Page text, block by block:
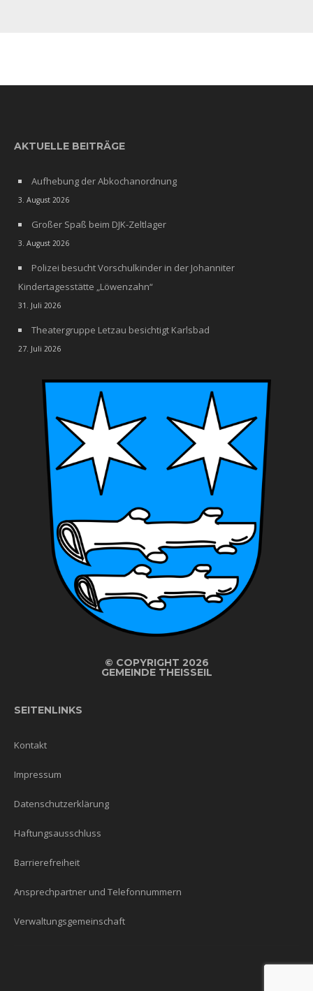
AKTUELLE BEITRÄGE
Aufhebung der Abkochanordnung
3. August 2026
Großer Spaß beim DJK-Zeltlager
3. August 2026
Polizei besucht Vorschulkinder in der Johanniter
Kindertagesstätte „Löwenzahn“
31. Juli 2026
Theatergruppe Letzau besichtigt Karlsbad
27. Juli 2026
© COPYRIGHT 2026
GEMEINDE THEISSEIL
SEITENLINKS
Kontakt
Impressum
Datenschutzerklärung
Haftungsausschluss
Barrierefreiheit
Ansprechpartner und Telefonnummern
Verwaltungsgemeinschaft